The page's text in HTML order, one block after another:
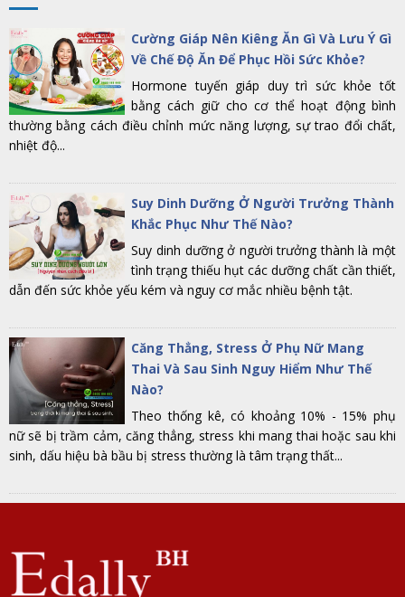
Cường Giáp Nên Kiêng Ăn Gì Và Lưu Ý Gì
Về Chế Độ Ăn Để Phục Hồi Sức Khỏe?
Hormone tuyến giáp duy trì sức khỏe tốt
bằng cách giữ cho cơ thể hoạt động bình
thường bằng cách điều chỉnh mức năng lượng, sự trao đổi chất,
nhiệt độ...
Suy Dinh Dưỡng Ở Người Trưởng Thành
Khắc Phục Như Thế Nào?
Suy dinh dưỡng ở người trưởng thành là một
tình trạng thiếu hụt các dưỡng chất cần thiết,
dẫn đến sức khỏe yếu kém và nguy cơ mắc nhiều bệnh tật.
Căng Thẳng, Stress Ở Phụ Nữ Mang
Thai Và Sau Sinh Nguy Hiểm Như Thế
Nào?
Theo thống kê, có khoảng 10% - 15% phụ
nữ sẽ bị trầm cảm, căng thẳng, stress khi mang thai hoặc sau khi
sinh, dấu hiệu bà bầu bị stress thường là tâm trạng thất...